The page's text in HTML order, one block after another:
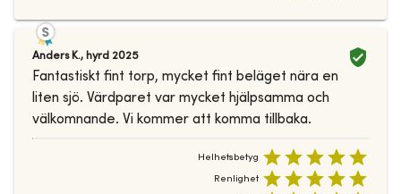
Anders K., hyrd 2025
Fantastiskt fint torp, mycket fint beläget nära en
liten sjö. Värdparet var mycket hjälpsamma och
välkomnande. Vi kommer att komma tillbaka.
Helhetsbetyg
Renlighet